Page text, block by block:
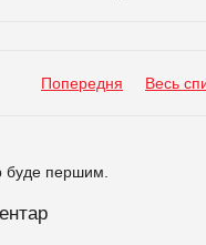
Попередня Весь
буде першим.